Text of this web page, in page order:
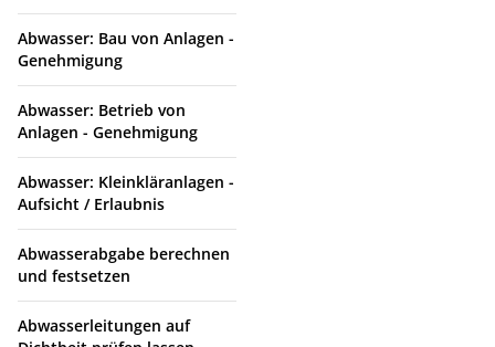
Abwasser: Bau von Anlagen -
Genehmigung
Abwasser: Betrieb von
Anlagen - Genehmigung
Abwasser: Kleinkläranlagen -
Aufsicht / Erlaubnis
Abwasserabgabe berechnen
und festsetzen
Abwasserleitungen auf